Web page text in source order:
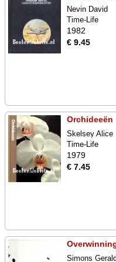
Nevin David
Time-Life
1982
€ 9.45
Orchideeën
Skelsey Alice
Time-Life
1979
€ 7.45
Simons Gerald